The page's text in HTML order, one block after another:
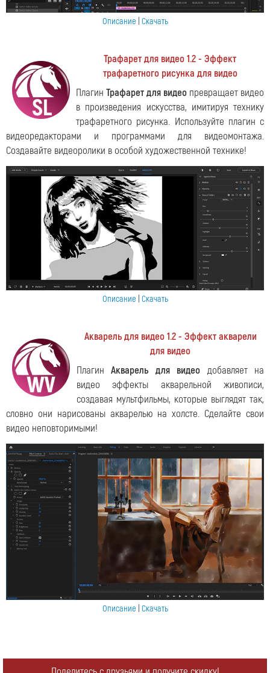
Описание Скачать
Трафарет для видео 1.2 - Эффект
трафаретного рисунка для видео
Плагин Трафарет для видео превращает видео
в произведения искусства, имитируя технику
трафаретного рисунка. Используйте плагин с
видеоредакторами и программами для видеомонтажа.
Создавайте видеоролики в особой художественной технике!
Описание Скачать
Акварель для видео 1.2 - Эффект акварели
для видео
ПлагинАкварель для видео добавляет на
видео эффекты акварельной живописи,
создавая мультфильмы, которые выглядят так,
словно они нарисованы акварелью на холсте. Сделайте свои
видео неповторимыми!
Описание Скачать